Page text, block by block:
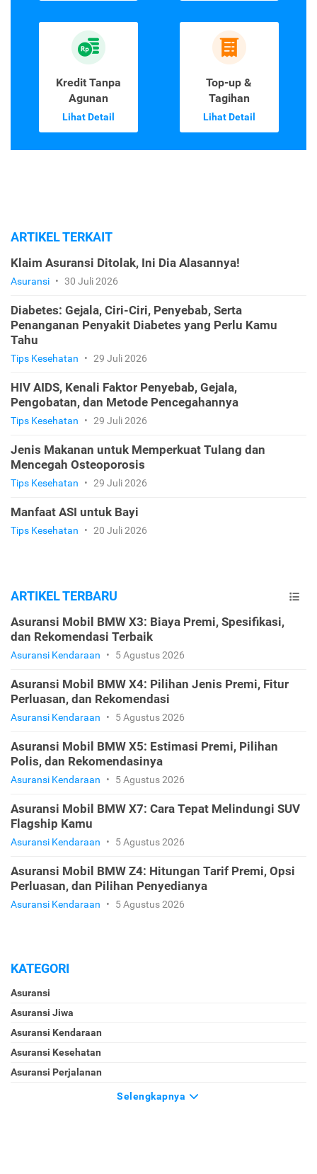
Kredit Tanpa
Agunan
Lihat Detail
Top-up &
Tagihan
Lihat Detail
ARTIKEL TERKAIT
Klaim Asuransi Ditolak, Ini Dia Alasannya!
Asuransi • 30 Juli 2026
Diabetes: Gejala, Ciri-Ciri, Penyebab, Serta
Penanganan Penyakit Diabetes yang Perlu Kamu
Tahu
Tips Kesehatan • 29 Juli 2026
HIV AIDS, Kenali Faktor Penyebab, Gejala,
Pengobatan, dan Metode Pencegahannya
Tips Kesehatan • 29 Juli 2026
Jenis Makanan untuk Memperkuat Tulang dan
Mencegah Osteoporosis
Tips Kesehatan • 29 Juli 2026
Manfaat ASI untuk Bayi
Tips Kesehatan • 20 Juli 2026
ARTIKEL TERBARU
Asuransi Mobil BMW X3: Biaya Premi, Spesifikasi,
dan Rekomendasi Terbaik
Asuransi Kendaraan • 5 Agustus 2026
Asuransi Mobil BMW X4: Pilihan Jenis Premi, Fitur
Perluasan, dan Rekomendasi
Asuransi Kendaraan • 5 Agustus 2026
Asuransi Mobil BMW X5: Estimasi Premi, Pilihan
Polis, dan Rekomendasinya
Asuransi Kendaraan • 5 Agustus 2026
Asuransi Mobil BMW X7: Cara Tepat Melindungi SUV
Flagship Kamu
Asuransi Kendaraan • 5 Agustus 2026
Asuransi Mobil BMW Z4: Hitungan Tarif Premi, Opsi
Perluasan, dan Pilihan Penyedianya
Asuransi Kendaraan • 5 Agustus 2026
KATEGORI
Asuransi
Asuransi Jiwa
Asuransi Kendaraan
Asuransi Kesehatan
Asuransi Perjalanan
Selengkapnya